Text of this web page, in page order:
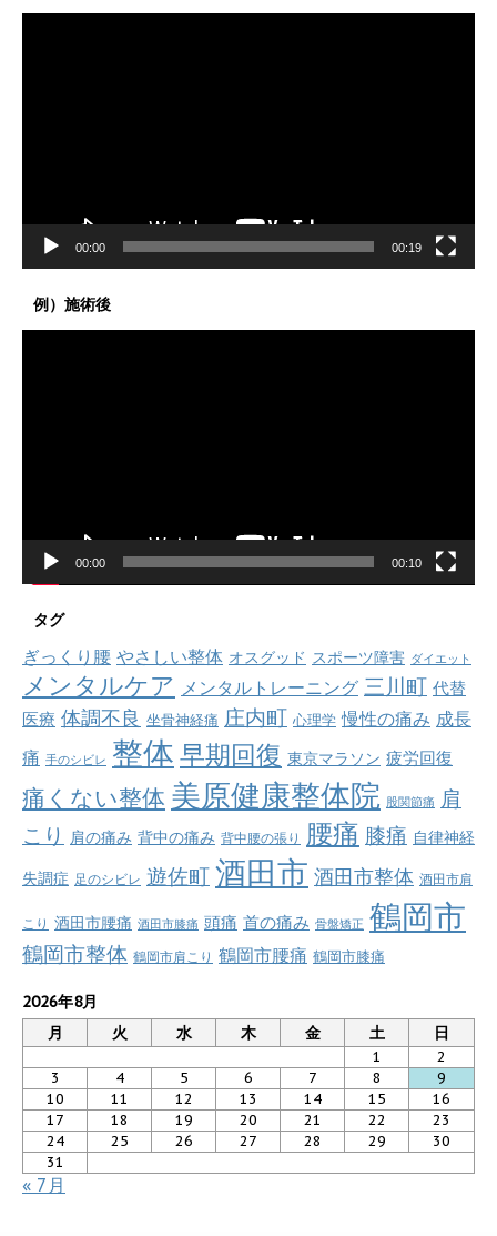
00:00 00:19
例）施術後
00:00 00:10
タグ
ぎっくり腰 やさしい整体 オスグッド スポーツ障害 ダイエット
メンタルケア メンタルトレーニング 三川町 代替
医療 体調不良 坐骨神経痛 庄内町 心理学 慢性の痛み 成長
痛 手のシビレ 整体 早期回復 東京マラソン 疲労回復
痛くない整体 美原健康整体院 股関節痛 肩
こり 肩の痛み 背中の痛み 背中腰の張り 腰痛 膝痛 自律神経
失調症 足のシビレ 遊佐町 酒田市 酒田市整体 酒田市肩
こり 酒田市腰痛 酒田市膝痛 頭痛 首の痛み 骨盤矯正 鶴岡市
鶴岡市整体 鶴岡市肩こり 鶴岡市腰痛 鶴岡市膝痛
2026年8月
月
火 水 木 金 土 日
1
2
3
4 5 6 7 8
9
10
11 12 13 14 15
16
17
18 19 20 21 22
23
24
25 26 27 28 29
30
31
« 7月